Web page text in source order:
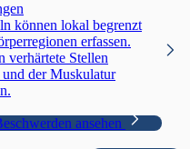
können lokal begrenzt
erfassen.
verhärtete Stellen
und der Muskulatur
ansehen